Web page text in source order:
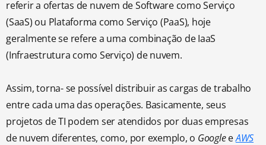
referir a ofertas de nuvem de Software como Serviço
(SaaS) ou Plataforma como Serviço (PaaS), hoje
geralmente se refere a uma combinação de IaaS
(Infraestrutura como Serviço) de nuvem.
Assim, torna- se possível distribuir as cargas de trabalho
entre cada uma das operações. Basicamente, seus
projetos de TI podem ser atendidos por duas empresas
de nuvem diferentes, como, por exemplo, o GoogleeAWS